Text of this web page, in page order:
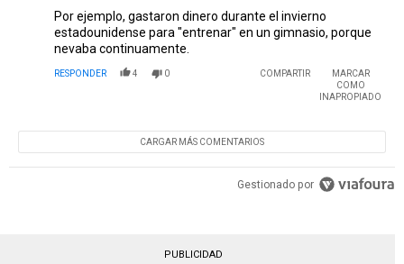
Por ejemplo, gastaron dinero durante el invierno
estadounidense para "entrenar" en un gimnasio, porque
nevaba continuamente.
RESPONDER 4 0 COMPARTIR
MARCAR
COMO
INAPROPIADO
CARGAR MÁS COMENTARIOS
Gestionado por
PUBLICIDAD